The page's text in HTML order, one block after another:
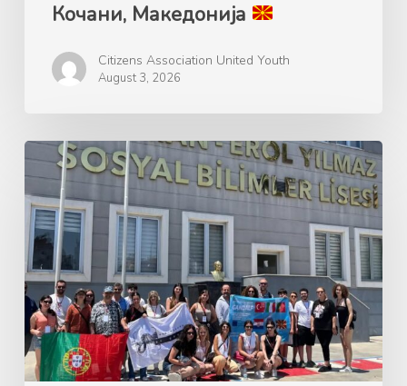
Кочани, Македонија
Citizens Association United Youth
August 3, 2026
Ерасмус+
GANDALF
Green
Advocacy
for
Nature’s
Development
and
Learning